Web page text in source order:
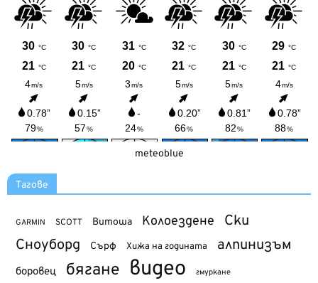
meteoblue
Тагове
GARMIN SCOTT Витоша Колоездене Ски
Сноуборд Сърф Хижа на годината алпинизъм
боровец бягане видео гмуркане